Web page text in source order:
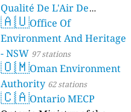
Qualité De L'Air De
Mayotte 4 stations
🇦🇺Office Of
Environment And Heritage
- NSW 97 stations
🇴🇲Oman Environment
Authority 62 stations
🇨🇦Ontario MECP